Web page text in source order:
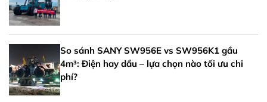
So sánh SANY SW956E vs SW956K1 gầu
4m³: Điện hay dầu – lựa chọn nào tối ưu chi
phí?